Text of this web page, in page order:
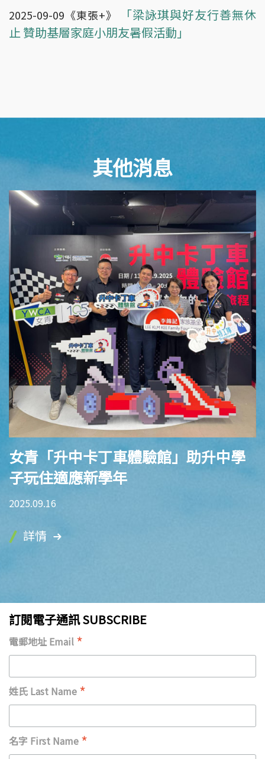
2025-09-09《東張+》
「梁詠琪與好友行善無休
止 贊助基層家庭小朋友暑假活動」
其他消息
女青「升中卡丁車體驗館」助升中學
子玩住適應新學年
2025.09.16
詳情
訂閱電子通訊 SUBSCRIBE
電郵地址 Email *
姓氏 Last Name *
名字 First Name *